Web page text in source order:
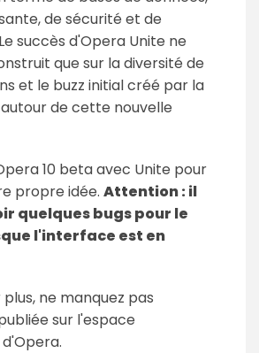
de sécurité et de
succès d'Opera Unite ne
que sur la diversité de
et le buzz initial créé par la
de cette nouvelle
10 beta avec Unite pour
propre idée. Attention : il
quelques bugs pour le
l'interface est en
ne manquez pas
sur l'espace